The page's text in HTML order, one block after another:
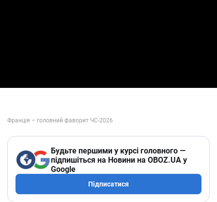
Будьте першими у курсі головного —
підпишіться на Новини на OBOZ.UA у
Google
Підписатися